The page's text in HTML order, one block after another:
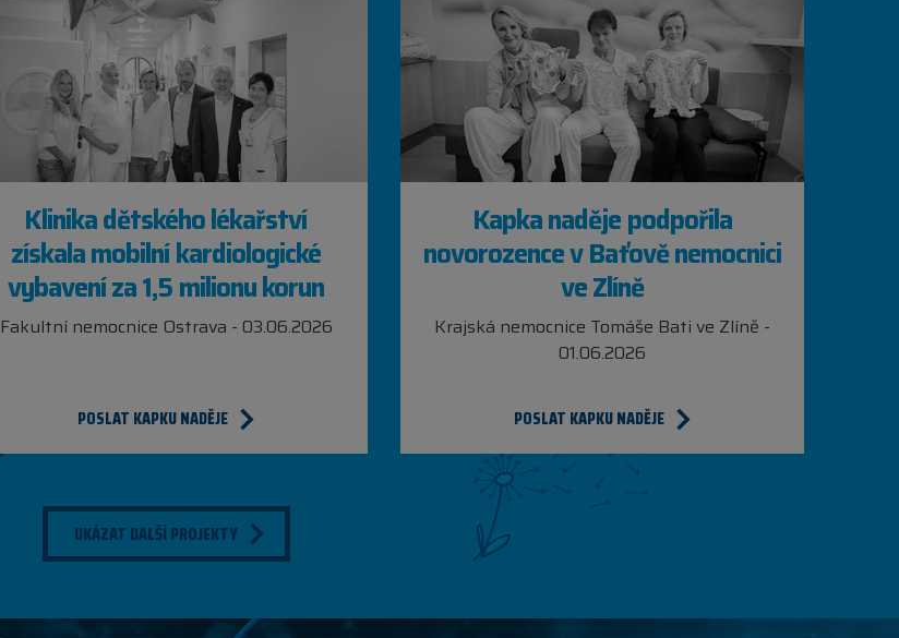
Klinika dětského lékařství
získala mobilní kardiologické
vybavení za 1,5 milionu korun
Fakultní nemocnice Ostrava - 03.06.2026
POSLAT KAPKU NADĚJE
Kapka naděje podpořila
novorozence v Baťově nemocnici
ve Zlíně
Krajská nemocnice Tomáše Bati ve Zlíně -
01.06.2026
POSLAT KAPKU NADĚJE
UKÁZAT DALŠÍ PROJEKTY